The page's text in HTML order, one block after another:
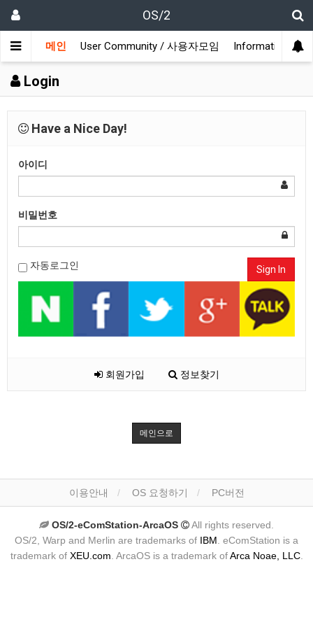
OS/2
메인 User Community / 사용자모임 Information / 정
Login
Have a Nice Day!
아이디
비밀번호
자동로그인 Sign In
회원가입 정보찾기
메인으로
이용안내 OS 요청하기 PC버전
OS/2-eComStation-ArcaOS
All rights reserved.
OS/2, Warp and Merlin are trademarks of IBM . eComStation is a
trademark of XEU.com . ArcaOS is a trademark ofArca Noae, LLC.